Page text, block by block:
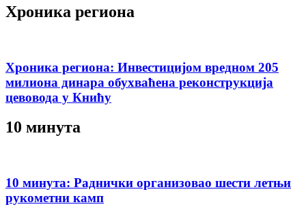
Хроника региона
Хроника региона: Инвестицијом вредном 205
милиона динара обухваћена реконструкција
цевовода у Книћу
10 минута
10 минута: Раднички организовао шести летњи
рукометни камп